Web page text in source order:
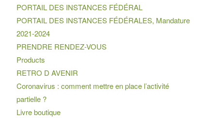
PORTAIL DES INSTANCES FÉDÉRAL
PORTAIL DES INSTANCES FÉDÉRALES, Mandature
2021-2024
PRENDRE RENDEZ-VOUS
Products
RETRO D AVENIR
Coronavirus : comment mettre en place l’activité
partielle ?
Livre boutique